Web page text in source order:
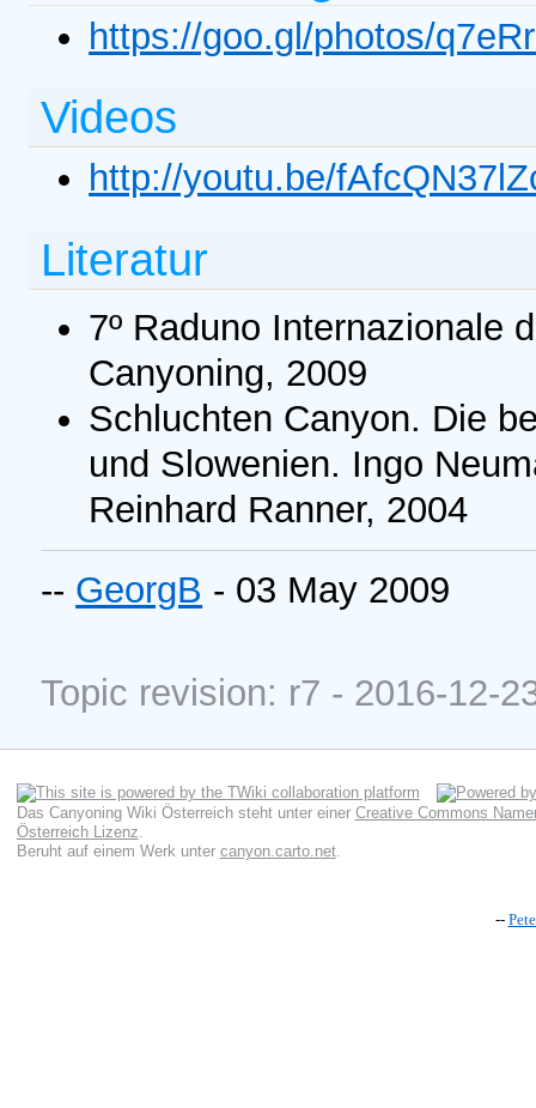
https://goo.gl/photos/
Videos
http://youtu.be/
Literatur
7º Raduno Internazionale
Canyoning, 2009
Schluchten Canyon. Die
und Slowenien. Ingo
Reinhard Ranner, 2004
-- GeorgB - 03 May 2009
Topic revision: r7 - 2016-12-
Das Canyoning Wiki Österreichsteht unter einer Creative Commons
Österreich Lizenz.
Beruht auf einem Werk unter canyon.carto.net.
--